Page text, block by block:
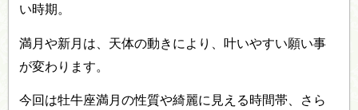
い時期。
満月や新月は、天体の動きにより、叶いやすい願い事
が変わります。
今回は牡牛座満月の性質や綺麗に見える時間帯、さら